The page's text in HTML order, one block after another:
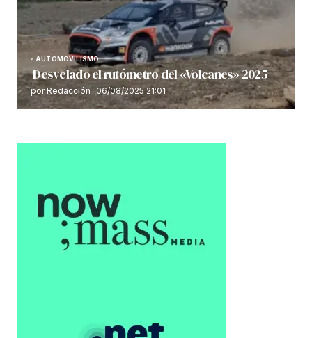
AUTOMOVILISMO
Desvelado el rutómetro del «Volcanes» 2025
por Redacción 06/08/2025 21:01